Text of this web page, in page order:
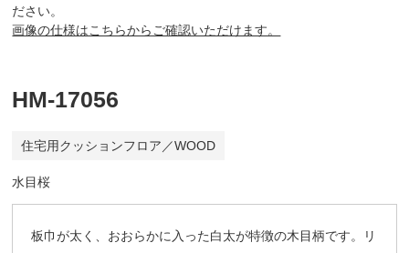
ださい。
画像の仕様はこちらからご確認いただけます。
HM-17056
住宅用クッションフロア／WOOD
水目桜
板巾が太く、おおらかに入った白太が特徴の木目柄です。リ